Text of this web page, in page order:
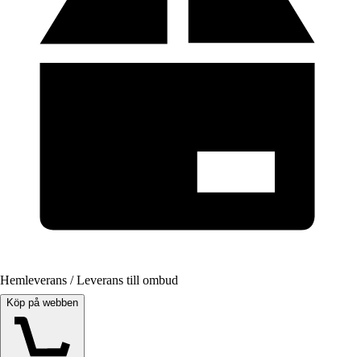
Hemleverans / Leverans till ombud
Köp på webben